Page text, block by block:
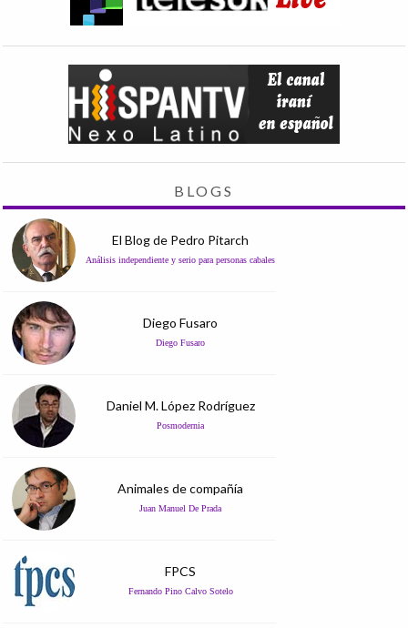
BLOGS
El Blog de Pedro Pitarch
Análisis independiente y serio para personas cabales
Diego Fusaro
Diego Fusaro
Daniel M. López Rodríguez
Posmodernia
Animales de compañía
Juan Manuel De Prada
FPCS
Fernando Pino Calvo Sotelo